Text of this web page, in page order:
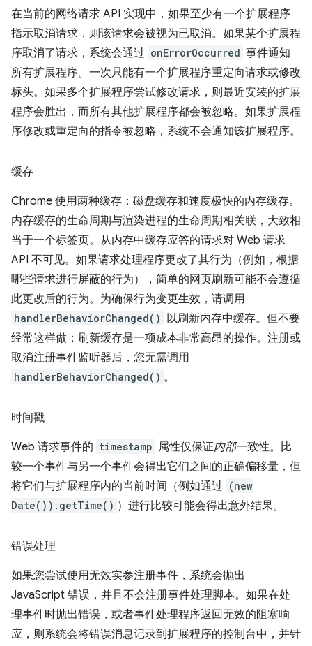
在当前的网络请求 API 实现中，如果至少有一个扩展程序
指示取消请求，则该请求会被视为已取消。如果某个扩展程
序取消了请求，系统会通过 onErrorOccurred 事件通知
所有扩展程序。一次只能有一个扩展程序重定向请求或修改
标头。如果多个扩展程序尝试修改请求，则最近安装的扩展
程序会胜出，而所有其他扩展程序都会被忽略。如果扩展程
序修改或重定向的指令被忽略，系统不会通知该扩展程序。
缓存
Chrome 使用两种缓存：磁盘缓存和速度极快的内存缓存。
内存缓存的生命周期与渲染进程的生命周期相关联，大致相
当于一个标签页。从内存中缓存应答的请求对 Web 请求
API 不可见。如果请求处理程序更改了其行为（例如，根据
哪些请求进行屏蔽的行为），简单的网页刷新可能不会遵循
此更改后的行为。为确保行为变更生效，请调用
handlerBehaviorChanged() 以刷新内存中缓存。但不要
经常这样做；刷新缓存是一项成本非常高昂的操作。注册或
取消注册事件监听器后，您无需调用
handlerBehaviorChanged() 。
时间戳
Web 请求事件的 timestamp 属性仅保证内部一致性。比
较一个事件与另一个事件会得出它们之间的正确偏移量，但
将它们与扩展程序内的当前时间（例如通过 (new
Date()).getTime() ）进行比较可能会得出意外结果。
错误处理
如果您尝试使用无效实参注册事件，系统会抛出
JavaScript 错误，并且不会注册事件处理脚本。如果在处
理事件时抛出错误，或者事件处理程序返回无效的阻塞响
应，则系统会将错误消息记录到扩展程序的控制台中，并针